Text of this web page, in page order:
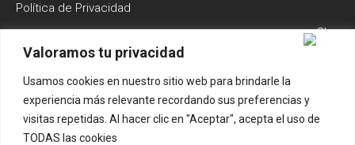
Valoramos tu privacidad
Usamos cookies en nuestro sitio web para brindarle la
experiencia más relevante recordando sus preferencias y
visitas repetidas. Al hacer clic en "Aceptar", acepta el uso de
TODAS las cookies
Política de Privacidad
Aviso Legal y Condiciones de Uso
Buscador